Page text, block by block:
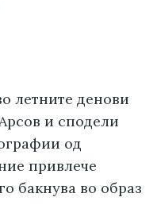
летните денови
и сподели
од
привлече
бакнува во образ